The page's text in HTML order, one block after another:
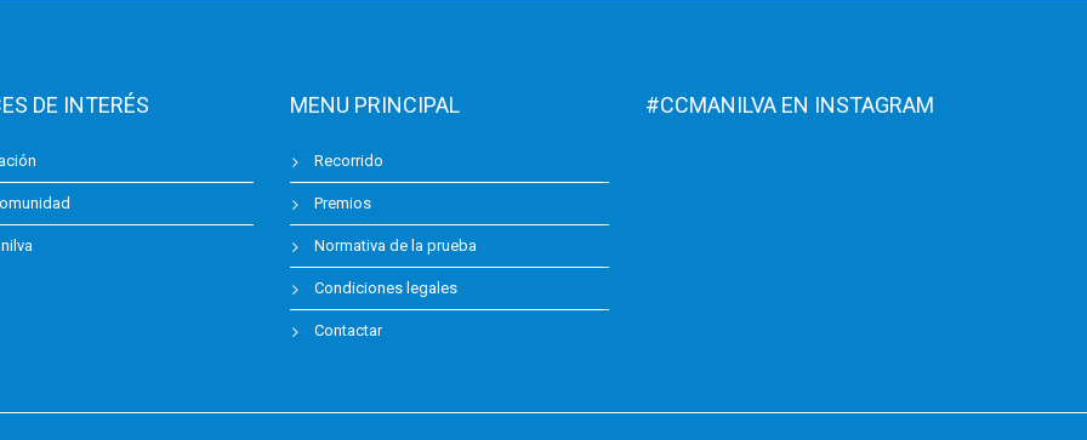
DE INTERÉS MENU PRINCIPAL
Recorrido
Premios
Normativa de la prueba
Condiciones legales
Contactar
#CCMANILVA EN INSTAGRAM